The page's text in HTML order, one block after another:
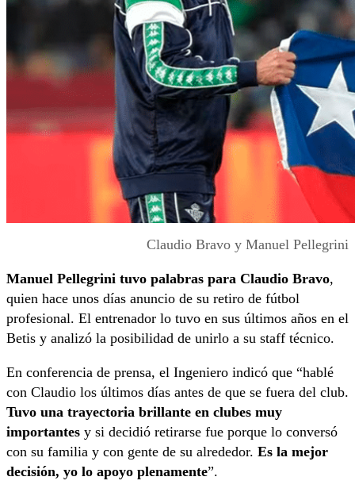
Claudio Bravo y Manuel Pellegrini
Manuel Pellegrini tuvo palabras para Claudio Bravo,
quien hace unos días anuncio de su retiro de fútbol
profesional. El entrenador lo tuvo en sus últimos años en el
Betis y analizó la posibilidad de unirlo a su staff técnico.
En conferencia de prensa, el Ingeniero indicó que “hablé
con Claudio los últimos días antes de que se fuera del club.
Tuvo una trayectoria brillante en clubes muy
importantes y si decidió retirarse fue porque lo conversó
con su familia y con gente de su alrededor. Es la mejor
decisión, yo lo apoyo plenamente”.